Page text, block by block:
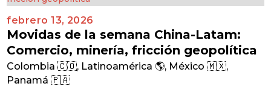
febrero 13, 2026
Movidas de la semana China-Latam:
Comercio, minería, fricción geopolítica
Colombia 🇨🇴, Latinoamérica 🌎, México 🇲🇽,
Panamá 🇵🇦